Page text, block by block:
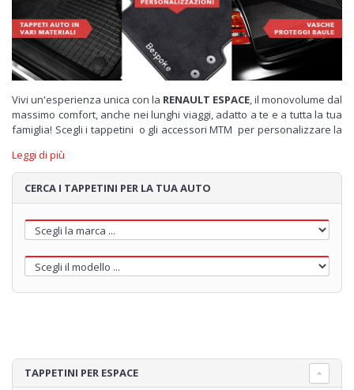
Vivi un'esperienza unica con la RENAULT ESPACE, il monovolume dal
massimo comfort, anche nei lunghi viaggi, adatto a te e a tutta la tua
famiglia! Scegli i tappetini o gli accessori MTM per personalizzare la
MTM ti offre la possibilità di personalizzare i tuoitappetini in
moquetteo invelluto pregiato, aggiungendo un logo o un ricamo
a tuo piacere, ad esempio scrivendo il nome dei tuoi figli o il tuo.
Se preferisci la praticità e la pulizia, ti proponiamo il set di tappetini in
gomma, inodore, morbidi, resistenti e con un semplice getto d'acqua
tornano puliti!
Leggi di più
CERCA I TAPPETINI PER LA TUA AUTO
TAPPETINI PER ESPACE